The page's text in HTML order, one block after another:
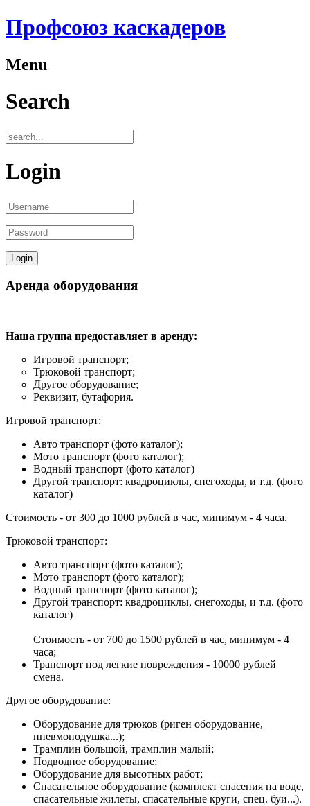
Профсоюз каскадеров
Menu
Search
Login
Аренда оборудования
Наша группа предоставляет в аренду:
Игровой транспорт;
Трюковой транспорт;
Другое оборудование;
Реквизит, бутафория.
Игровой транспорт:
Авто транспорт (фото каталог);
Мото транспорт (фото каталог);
Водный транспорт (фото каталог)
Другой транспорт: квадроциклы, снегоходы, и т.д. (фото
каталог)
Стоимость - от 300 до 1000 рублей в час, минимум - 4 часа.
Трюковой транспорт:
Авто транспорт (фото каталог);
Мото транспорт (фото каталог);
Водный транспорт (фото каталог);
Другой транспорт: квадроциклы, снегоходы, и т.д. (фото
каталог)
Стоимость - от 700 до 1500 рублей в час, минимум - 4
часа;
Транспорт под легкие повреждения - 10000 рублей
смена.
Другое оборудование:
Оборудование для трюков (риген оборудование,
пневмоподушка...);
Трамплин большой, трамплин малый;
Подводное оборудование;
Оборудование для высотных работ;
Спасательное оборудование (комплект спасения на воде,
спасательные жилеты, спасательные круги, спец. буи...).